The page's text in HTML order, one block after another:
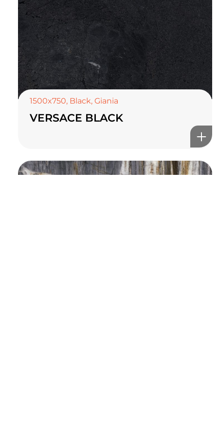
1500x750, Black, Giania
VERSACE BLACK
TOP CERAMICS Байгалын өнгө тансаг
мэдрэмжийг таны орчинд
онлайн туслах